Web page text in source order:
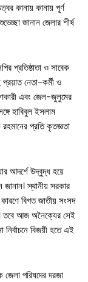
কানায় কানায় পূর্ণ
জানান জেলার শীর্ষ
প্রতিষ্ঠাতা ও সাবেক
প্রয়াত নেতা-কর্মী ও
এবং জেল-জুলুমের
হাবিবুল ইসলাম
প্রতি কৃতজ্ঞতা
আদর্শে উদ্বুদ্ধ হয়ে
জানান। স্থানীয় সরকার
বিগত জাতীয় সংসদ
তবে আজ অনৈক্যের সেই
বিজয়ী হতে এই
জেলা পরিষদের দরজা